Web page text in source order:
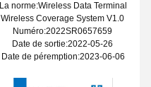
La norme:Wireless Data Terminal
Wireless Coverage System V1.0
Numéro:2022SR0657659
Date de sortie:2022-05-26
Date de péremption:2023-06-06